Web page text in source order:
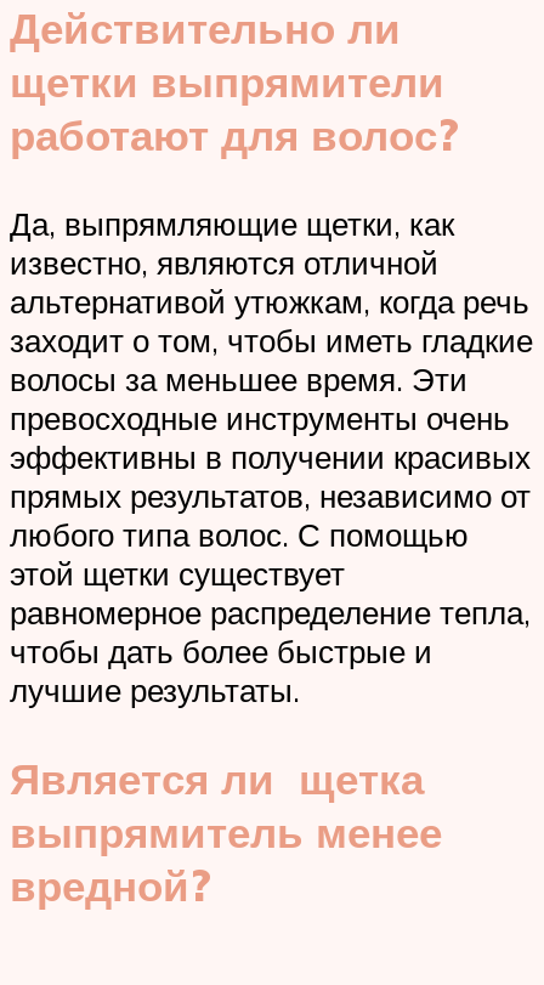
Действительно ли
щетки выпрямители
работают для волос?
Да, выпрямляющие щетки, как
известно, являются отличной
альтернативой утюжкам, когда речь
заходит о том, чтобы иметь гладкие
волосы за меньшее время. Эти
превосходные инструменты очень
эффективны в получении красивых
прямых результатов, независимо от
любого типа волос. С помощью
этой щетки существует
равномерное распределение тепла,
чтобы дать более быстрые и
лучшие результаты.
Является ли щетка
выпрямитель менее
вредной?